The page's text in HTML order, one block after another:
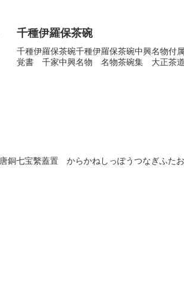
千種伊羅保茶碗
千種伊羅保茶碗千種伊羅保茶碗中興名物
覚書 千家中興名物 名物茶碗集 大正茶
唐銅七宝繫蓋置 からかねしっぽうつなぎふた